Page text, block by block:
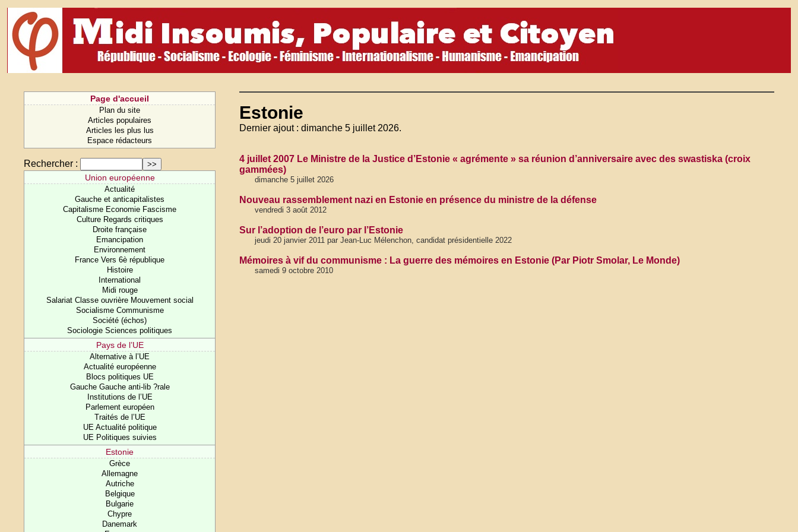
Page d'accueil
Plan du site
Articles populaires
Articles les plus lus
Espace rédacteurs
Rechercher :
Union européenne
Actualité
Gauche et anticapitalistes
Capitalisme Economie Fascisme
Culture Regards critiques
Droite française
Emancipation
Environnement
France Vers 6è république
Histoire
International
Midi rouge
Salariat Classe ouvrière Mouvement social
Socialisme Communisme
Société (échos)
Sociologie Sciences politiques
Pays de l’UE
Alternative à l’UE
Actualité européenne
Blocs politiques UE
Gauche Gauche anti-lib ?rale
Institutions de l’UE
Parlement européen
Traités de l’UE
UE Actualité politique
UE Politiques suivies
Estonie
Grèce
Allemagne
Autriche
Belgique
Bulgarie
Chypre
Danemark
Estonie
Dernier ajout : dimanche 5 juillet 2026.
4 juillet 2007 Le Ministre de la Justice d’Estonie « agrémente » sa réunion d’anniversaire avec des swastiska (croix
gammées)
dimanche 5 juillet 2026
Nouveau rassemblement nazi en Estonie en présence du ministre de la défense
vendredi 3 août 2012
Sur l’adoption de l’euro par l’Estonie
jeudi 20 janvier 2011 par Jean-Luc Mélenchon, candidat présidentielle 2022
Mémoires à vif du communisme : La guerre des mémoires en Estonie (Par Piotr Smolar, Le Monde)
samedi 9 octobre 2010